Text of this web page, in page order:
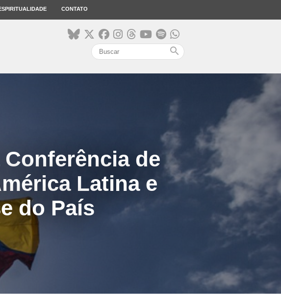
CONTATO
search
Conferência de
Latina e
do País